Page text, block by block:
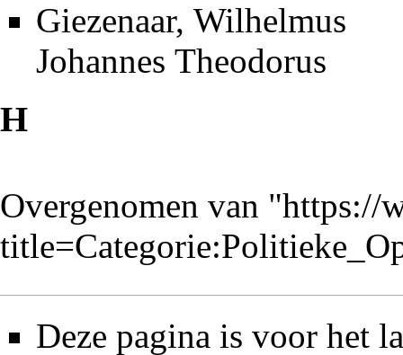
Giezenaar, Wilhelmus
Johannes Theodorus
H
Overgenomen van "https://
Deze pagina is voor het